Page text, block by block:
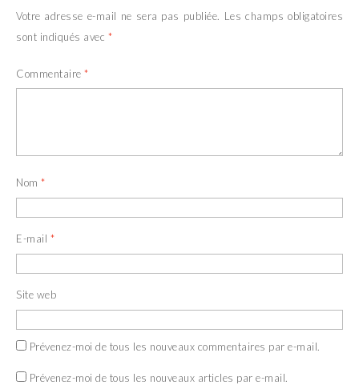
Votre adresse e-mail ne sera pas publiée. Les champs obligatoires
sont indiqués avec *
Commentaire *
Nom *
E-mail *
Site web
Prévenez-moi de tous les nouveaux commentaires par e-mail.
Prévenez-moi de tous les nouveaux articles par e-mail.